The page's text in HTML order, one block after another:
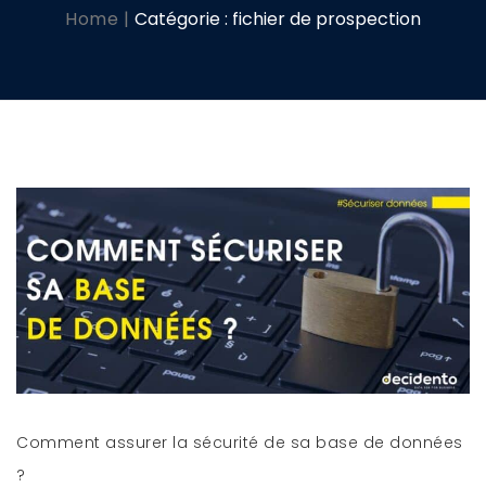
Home Catégorie : fichier de prospection
Comment assurer la sécurité de sa base de données
?